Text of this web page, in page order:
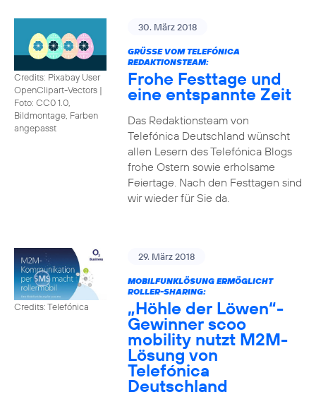
Credits: Pixabay User
OpenClipart-Vectors |
Foto: CC0 1.0,
Bildmontage, Farben
angepasst
30. März 2018
GRÜSSE VOM TELEFÓNICA R
EDAKTIONSTEAM:
Frohe Festtage und
eine entspannte Zeit
Das Redaktionsteam von
Telefónica Deutschland wünscht
allen Lesern des Telefónica Blogs
frohe Ostern sowie erholsame
Feiertage. Nach den Festtagen sind
wir wieder für Sie da.
Credits: Telefónica
29. März 2018
MOBILFUNKLÖSUNG ERMÖGLICHT
ROLLER-SHARING:
„Höhle der Löwen“-
Gewinner scoo
mobility nutzt M2M-
Lösung von
Telefónica
Deutschland